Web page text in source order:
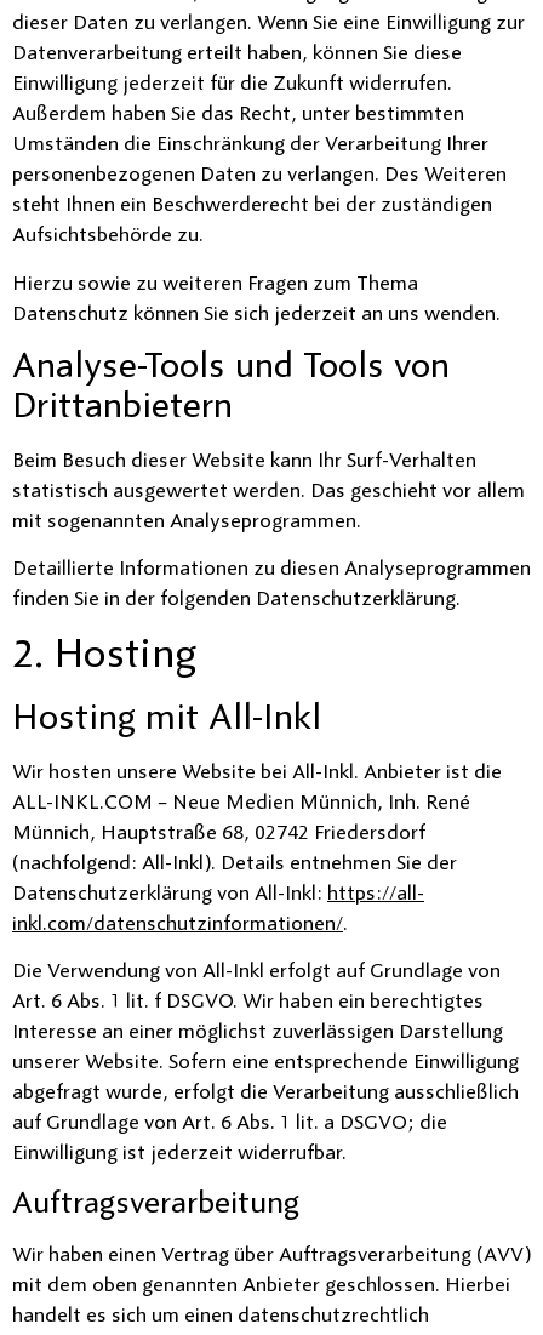
dieser Daten zu verlangen. Wenn Sie eine Einwilligung zur
Datenverarbeitung erteilt haben, können Sie diese
Einwilligung jederzeit für die Zukunft widerrufen.
Außerdem haben Sie das Recht, unter bestimmten
Umständen die Einschränkung der Verarbeitung Ihrer
personenbezogenen Daten zu verlangen. Des Weiteren
steht Ihnen ein Beschwerderecht bei der zuständigen
Aufsichtsbehörde zu.
Hierzu sowie zu weiteren Fragen zum Thema
Datenschutz können Sie sich jederzeit an uns wenden.
Analyse-Tools und Tools von
Dritt­anbietern
Beim Besuch dieser Website kann Ihr Surf-Verhalten
statistisch ausgewertet werden. Das geschieht vor allem
mit sogenannten Analyseprogrammen.
Detaillierte Informationen zu diesen Analyseprogrammen
finden Sie in der folgenden Datenschutzerklärung.
2. Hosting
Hosting mit All-Inkl
Wir hosten unsere Website bei All-Inkl. Anbieter ist die
ALL-INKL.COM – Neue Medien Münnich, Inh. René
Münnich, Hauptstraße 68, 02742 Friedersdorf
(nachfolgend: All-Inkl). Details entnehmen Sie der
Datenschutzerklärung von All-Inkl: https://all-
inkl.com/datenschutzinformationen/.
Die Verwendung von All-Inkl erfolgt auf Grundlage von
Art. 6 Abs. 1 lit. f DSGVO. Wir haben ein berechtigtes
Interesse an einer möglichst zuverlässigen Darstellung
unserer Website. Sofern eine entsprechende Einwilligung
abgefragt wurde, erfolgt die Verarbeitung ausschließlich
auf Grundlage von Art. 6 Abs. 1 lit. a DSGVO; die
Einwilligung ist jederzeit widerrufbar.
Auftragsverarbeitung
Wir haben einen Vertrag über Auftragsverarbeitung (AVV)
mit dem oben genannten Anbieter geschlossen. Hierbei
handelt es sich um einen datenschutzrechtlich